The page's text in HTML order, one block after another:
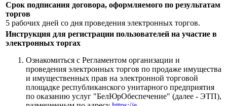
Срок подписания договора, оформляемого по результатам
торгов
5 рабочих дней со дня проведения электронных торгов.
Инструкция для регистрации пользователей на участие в
электронных торгах
Ознакомиться с Регламентом организации и
проведения электронных торгов по продаже имущества
и имущественных прав на электронной торговой
площадке республиканского унитарного предприятия
по оказанию услуг "БелЮрОбеспечение" (далее - ЭТП),